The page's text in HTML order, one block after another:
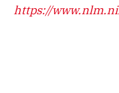
https://